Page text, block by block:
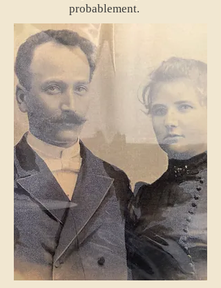
probablement.